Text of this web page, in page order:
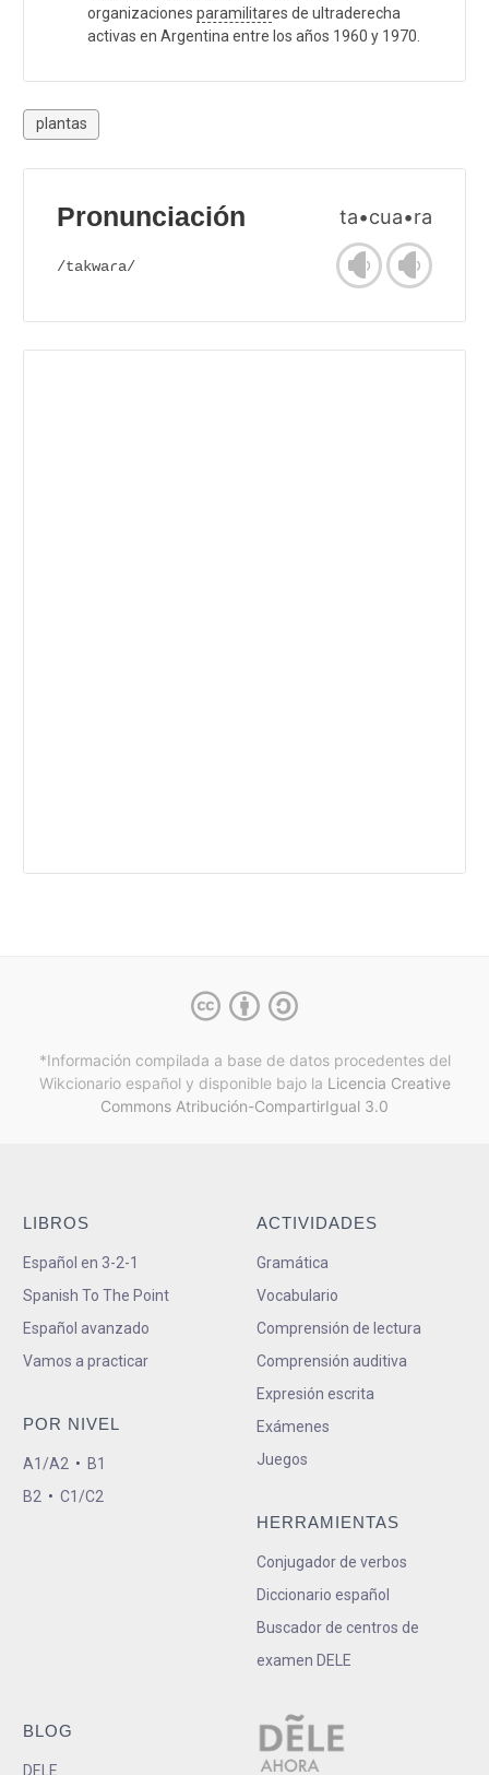
organizaciones paramilitares de ultraderecha
activas en Argentina entre los años 1960 y 1970.
plantas
Pronunciación ta•cua•ra
/takwaɾa/
*Información compilada a base de datos procedentes del
Wikcionario español y disponible bajo la Licencia Creative
Commons Atribución-CompartirIgual 3.0
LIBROS
Español en 3-2-1
Spanish To The Point
Español avanzado
Vamos a practicar
POR NIVEL
A1/A2 • B1
B2 • C1/C2
ACTIVIDADES
Gramática
Vocabulario
Comprensión de lectura
Comprensión auditiva
Expresión escrita
Exámenes
Juegos
HERRAMIENTAS
Conjugador de verbos
Diccionario español
Buscador de centros de
examen DELE
BLOG
DELE